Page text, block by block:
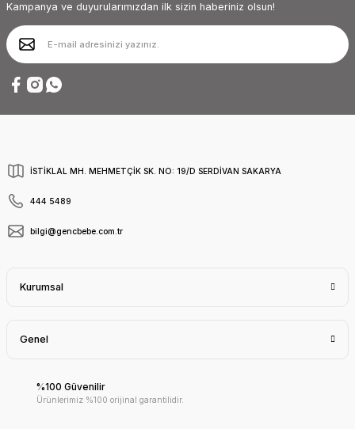
Kampanya ve duyurularımızdan ilk sizin haberiniz olsun!
İSTİKLAL MH. MEHMETÇİK SK. NO: 19/D SERDİVAN SAKARYA
444 5489
bilgi@gencbebe.com.tr
Kurumsal
Genel
%100 Güvenilir
Ürünlerimiz %100 orijinal garantilidir.